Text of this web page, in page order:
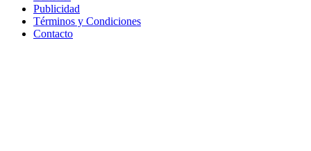
Publicidad
Términos y Condiciones
Contacto